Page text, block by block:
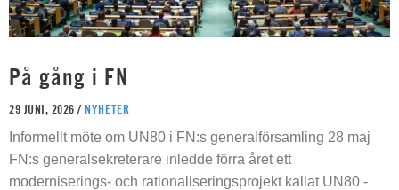
På gång i FN
29 JUNI, 2026 / NYHETER
Informellt möte om UN80 i FN:s generalförsamling 28 maj
FN:s generalsekreterare inledde förra året ett
moderniserings- och rationaliseringsprojekt kallat UN80 -